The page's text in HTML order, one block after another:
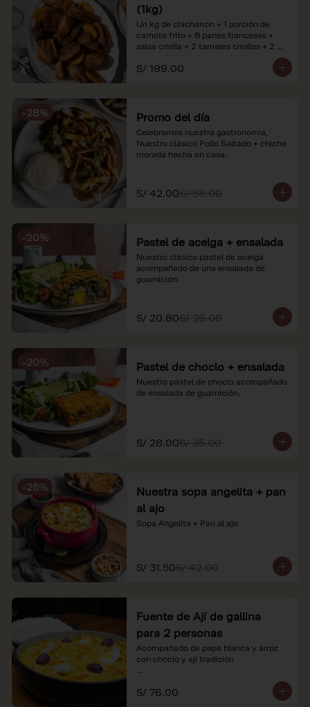
(1kg)
Un kg de chicharrón + 1 porción de
camote frito + 8 panes franceses +
salsa criolla + 2 tamales criollos + 2
*Nuestros precios están expresados en
referenciales.
S/ 199.00
-28% Promo del día
Celebramos nuestra gastronomía,
Nuestro clásico Pollo Saltado + chicha
morada hecha en casa.
S/ 42.00S/ 58.00
-20% Pastel de acelga + ensalada
Nuestro clásico pastel de acelga
acompañado de una ensalada de
guarnición.
S/ 20.80S/ 26.00
-20% Pastel de choclo + ensalada
Nuestro pastel de choclo acompañado
de ensalada de guarnición.
S/ 28.00S/ 35.00
-25%
Nuestra sopa angelita + pan
al ajo
Sopa Angelita + Pan al ajo
S/ 31.50S/ 42.00
Fuente de Ají de gallina
para 2 personas
Acompañado de papa blanca y arroz
con choclo y ají tradición
*Nuestros precios están expresados en
soles e incluyen impuestos de ley y
S/ 76.00